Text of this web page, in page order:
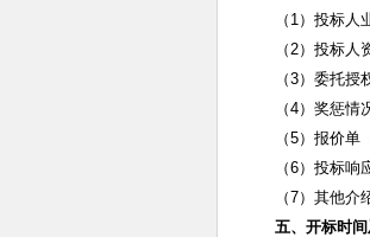
（ 1）投标人
（2）投标人
（3）委托授
（4）奖惩情
（5）报价单
（6）投标响
（7）其他介
五、开标时